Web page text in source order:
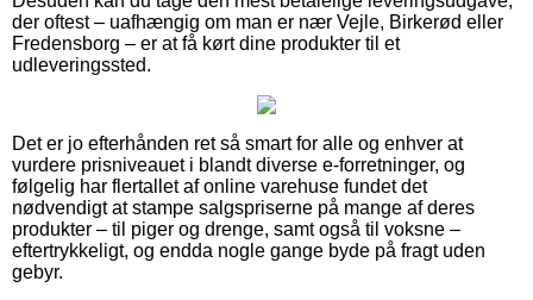
der oftest – uafhængig om man er nær Vejle, Birkerød eller
Fredensborg – er at få kørt dine produkter til et
udleveringssted.
Det er jo efterhånden ret så smart for alle og enhver at
vurdere prisniveauet i blandt diverse e-forretninger, og
følgelig har flertallet af online varehuse fundet det
nødvendigt at stampe salgspriserne på mange af deres
produkter – til piger og drenge, samt også til voksne –
eftertrykkeligt, og endda nogle gange byde på fragt uden
gebyr.